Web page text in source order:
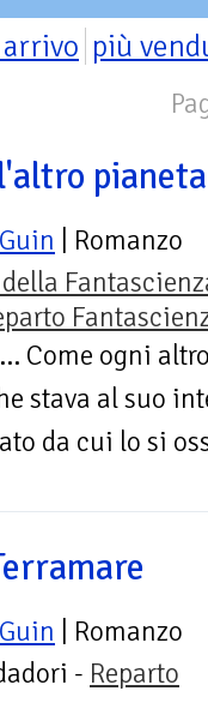
più
pianeta
| Romanzo
Come ogni
stava al suo
da cui lo si
| Romanzo
- Reparto